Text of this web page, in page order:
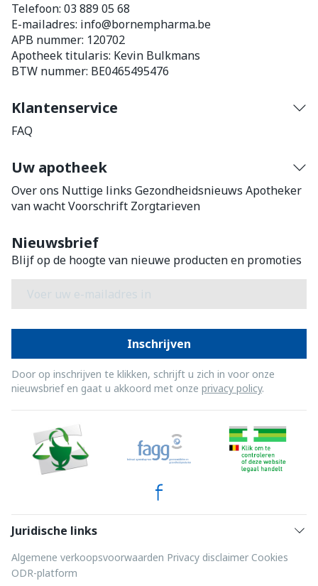
Telefoon: 03 889 05 68
E-mailadres: info@bornempharma.be
APB nummer: 120702
Apotheek titularis: Kevin Bulkmans
BTW nummer: BE0465495476
Klantenservice
FAQ
Uw apotheek
Over ons Nuttige links Gezondheidsnieuws Apotheker
van wachtVoorschrift Zorgtarieven
Nieuwsbrief
Blijf op de hoogte van nieuwe producten en promoties
Inschrijven
Door op inschrijven te klikken, schrijft u zich in voor onze
nieuwsbrief en gaat u akkoord met onze privacy policy.
Juridische links
Algemene verkoopsvoorwaarden Privacy disclaimer Cookies
ODR-platform